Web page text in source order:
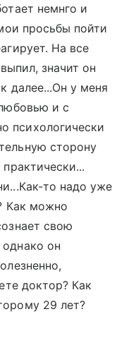
немнго и
просьбы пойти
На все
значит он
далее...Он у меня
и с
психологически
сторону
то надо уже
Как можно
свою
он
доктор? Как
29 лет?